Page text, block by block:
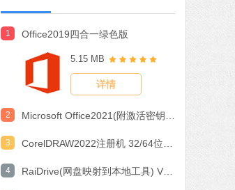
1 Office2019四合一绿色版
5.15 MB
详情
2
3
4 石大师一键重装系统